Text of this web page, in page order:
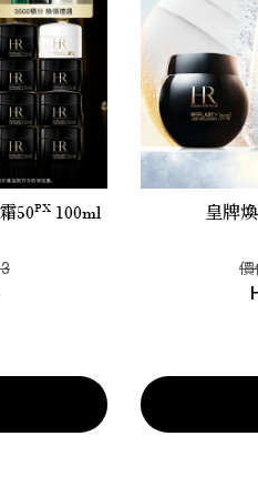
50PX100ml
皇牌
價